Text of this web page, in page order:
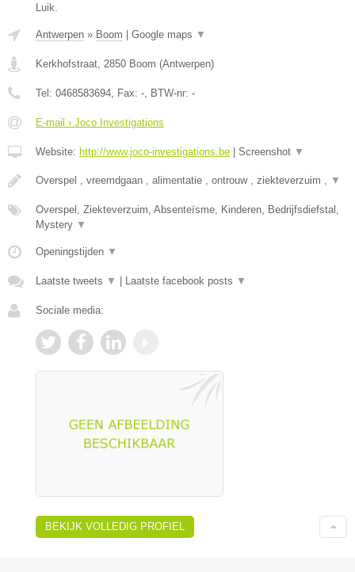
Luik.
Antwerpen » Boom Google maps ▼
Kerkhofstraat 2850 Boom (Antwerpen)
Tel: 0468583694 , Fax: - , BTW-nr: -
E-mail › Joco Investigations
Website: http://www.joco-investigations.be Screenshot ▼
Overspel , vreemdgaan , alimentatie , ontrouw , ziekteverzuim , ▼
Overspel, Ziekteverzuim, Absenteïsme, Kinderen, Bedrijfsdiefstal,
Mystery ▼
Openingstijden ▼
Laatste tweets ▼ Laatste facebook posts ▼
Sociale media:
BEKIJK VOLLEDIG PROFIEL